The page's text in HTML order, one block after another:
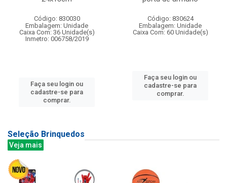
Código: 830030
Embalagem: Unidade
Caixa Com: 36 Unidade(s)
Inmetro: 006758/2019
Faça seu login ou
cadastre-se para
comprar.
Código: 830624
Embalagem: Unidade
Caixa Com: 60 Unidade(s)
Faça seu login ou
cadastre-se para
comprar.
Seleção Brinquedos
Veja mais